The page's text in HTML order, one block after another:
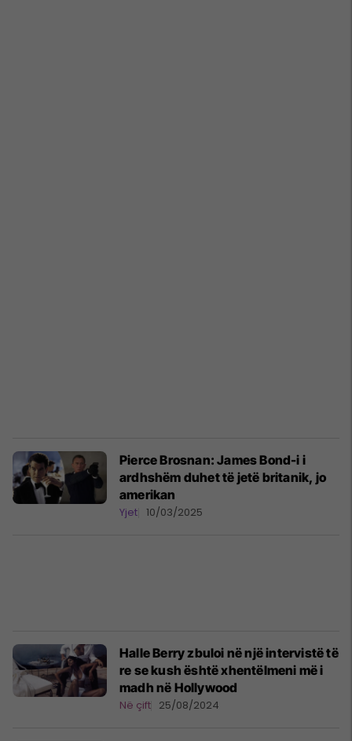
Pierce Brosnan: James Bond-i i
ardhshëm duhet të jetë britanik, jo
amerikan
Yjet 10/03/2025
Halle Berry zbuloi në një intervistë të
re se kush është xhentëlmeni më i
madh në Hollywood
Në çift 25/08/2024